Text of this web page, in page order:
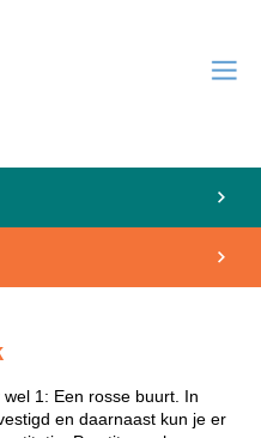
1: Een rosse buurt. In
en daarnaast kun je er